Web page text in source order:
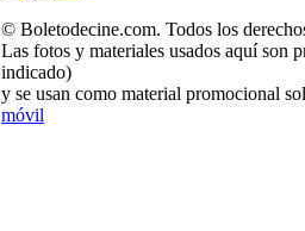
© Boletodecine.com. Todos los
Las fotos y materiales usados aquí son
indicado)
y se usan como material promocional
móvil